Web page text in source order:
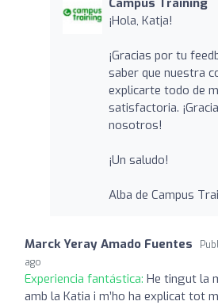
¡Hola, Katja!
¡Gracias por tu
saber que nuestra
explicarte todo de
satisfactoria.
nosotros!
¡Un saludo!
Alba de Campus
Marck Yeray Amado Fuentes
ago
Experiencia fantástica: He tingut la
amb la Katia i m’ho ha explicat tot